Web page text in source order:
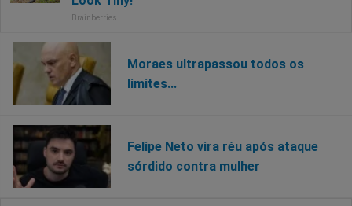
Moraes ultrapassou todos os
limites...
Felipe Neto vira réu após ataque
sórdido contra mulher